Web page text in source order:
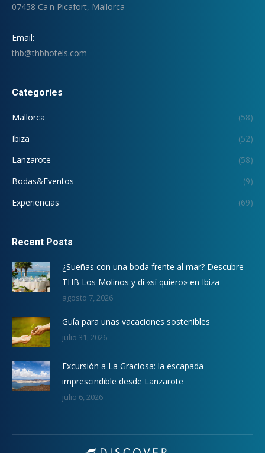
07458 Ca'n Picafort, Mallorca
Email:
thb@thbhotels.com
Categories
Mallorca
(58)
Ibiza
(52)
Lanzarote
(58)
Bodas&Eventos
(9)
Experiencias
(69)
Recent Posts
¿Sueñas con una boda frente al mar? Descubre
THB Los Molinos y di «sí quiero» en Ibiza
agosto 7, 2026
Guía para unas vacaciones sostenibles
julio 31, 2026
Excursión a La Graciosa: la escapada
imprescindible desde Lanzarote
julio 6, 2026